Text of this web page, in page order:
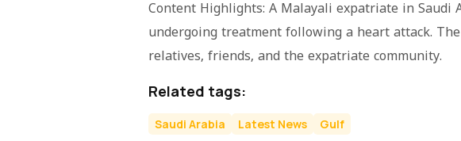
Content Highlights: A Malayali expatriate in Saudi
undergoing treatment following a heart attack.
relatives, friends, and the expatriate community.
Related tags:
Saudi Arabia Latest News Gulf